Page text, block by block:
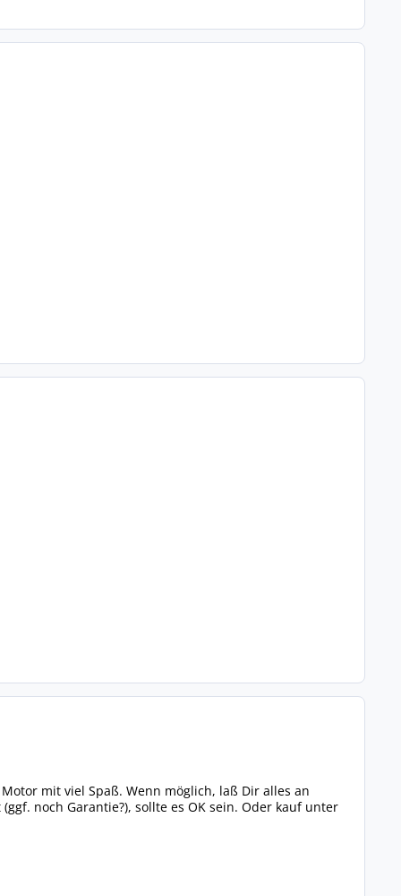
mit viel Spaß. Wenn möglich, laß Dir alles an
noch Garantie?), sollte es OK sein. Oder kauf unter